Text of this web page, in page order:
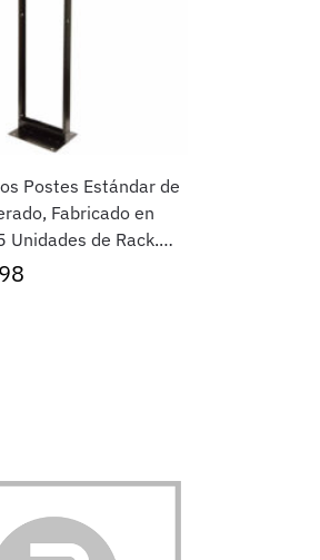
Postes Estándar de
Fabricado en
Unidades de Rack,